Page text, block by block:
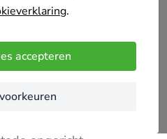
.
accepteren